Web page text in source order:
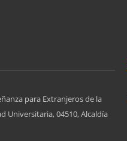
para Extranjeros de la
Universitaria, 04510, Alcaldía